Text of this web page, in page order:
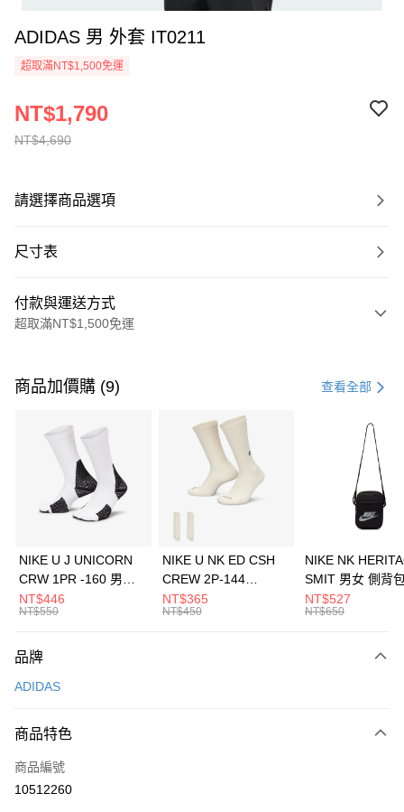
ADIDAS 男 外套 IT0211
超取滿NT$1,500免運
NT$4,690
NT$1,790
請選擇商品選項
尺寸表
付款與運送方式
超取滿NT$1,500免運
信用卡一次付款
3 期 0 利率 每期 21家銀行
合作金庫商業銀行
第一商業銀行
華南商業銀行
彰化商業銀行
上海商業儲蓄銀行
元大商業銀行
台灣樂天信用卡公司
Apple Pay
全盈+PAY
AFTEE先享後付
【關於「AFTEE先享後付」】
便利好安心！
３．安心：先確認商品／服務後，再付款。
【「AFTEE先享後付」結帳流程】
１．於結帳方式選擇「AFTEE先享後付」後，將跳轉至「AFTEE先享後付」
運送方式
每筆NT$100，滿NT$1,500(含以上)免運費
宅配
每筆NT$100，滿NT$1,500(含以上)免運費
商品加價購 (9) 查看全部
NIKE U J UNICORN
CRW 1PR -160 男女
中統襪 FZ3393100
NT$446
NT$550
NIKE U NK ED CSH
CREW 2P-144
EMBRDY 男女 短統襪
FZ3073133
NT$365
NT$450
NIKE NK
SMIT 男女 側背
BA5871010
NT$527
NT$650
品牌
ADIDAS
商品特色
商品編號
10512260